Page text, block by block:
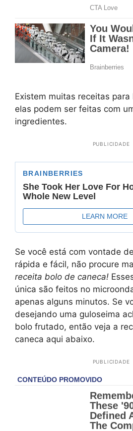
Existem muitas receitas
elas podem ser feitas com
ingredientes.
PUBLICIDADE
Se você está com vontade
rápida e fácil, não procure
receita bolo de caneca!
única são feitos no
apenas alguns minutos. Se
desejando uma guloseima
bolo frutado, então veja a
caneca aqui abaixo.
PUBLICIDADE